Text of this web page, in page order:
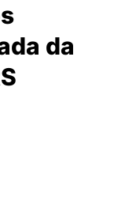
da